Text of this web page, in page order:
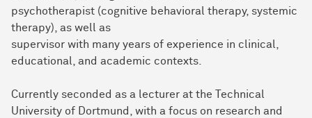
psychotherapist (cognitive behavioral therapy, systemic
therapy), as well as
supervisor with many years of experience in clinical,
educational, and academic contexts.
Currently seconded as a lecturer at the Technical
University of Dortmund, with a focus on research and